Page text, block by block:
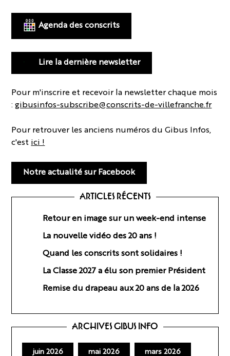
Agenda des conscrits
Lire la dernière newsletter
Pour m'inscrire et recevoir la newsletter chaque mois
:gibusinfos-subscribe@conscrits-de-villefranche.fr
Pour retrouver les anciens numéros du Gibus Infos,
c'est ici !
Notre actualité sur Facebook
ARTICLES RÉCENTS
Retour en image sur un week-end intense
La nouvelle vidéo des 20 ans !
Quand les conscrits sont solidaires !
La Classe 2027 a élu son premier Président
Remise du drapeau aux 20 ans de la 2026
ARCHIVES GIBUS INFO
juin 2026 mai 2026 mars 2026